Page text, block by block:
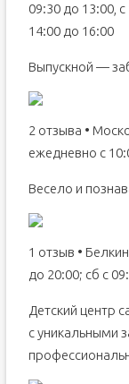
09:30 до 13:00,
14:00 до 16:00
Выпускной —
2 отзыва •
ежедневно с
Весело и
1 отзыв •
до 20:00; сб с
Детский центр
с уникальными